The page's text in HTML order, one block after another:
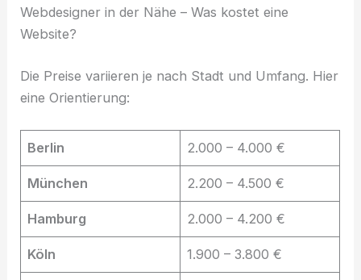
Webdesigner in der Nähe – Was kostet eine
Website?
Die Preise variieren je nach Stadt und Umfang. Hier
eine Orientierung:
Berlin 2.000 – 4.000 €
München 2.200 – 4.500 €
Hamburg 2.000 – 4.200 €
Köln 1.900 – 3.800 €